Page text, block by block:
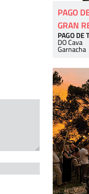
PAGO
GRAN
PAGO DE
DO Cava
Garnacha